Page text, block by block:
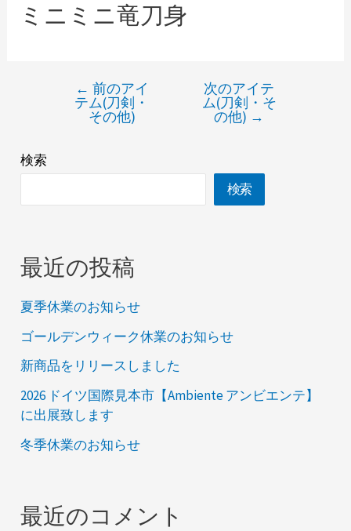
ミニミニ竜刀身
← 前のアイ
テム(刀剣・
その他)
次のアイテ
ム(刀剣・そ
の他) →
検索
検索
最近の投稿
夏季休業のお知らせ
ゴールデンウィーク休業のお知らせ
新商品をリリースしました
2026 ドイツ国際見本市【Ambiente アンビエンテ】
に出展致します
冬季休業のお知らせ
最近のコメント